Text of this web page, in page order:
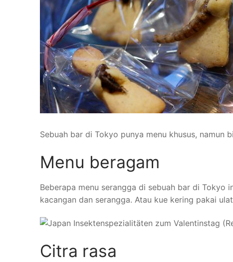
Sebuah bar di Tokyo punya menu khusus, namun
Menu beragam
Beberapa menu serangga di sebuah bar di
kacangan dan serangga. Atau kue kering pakai
Citra rasa